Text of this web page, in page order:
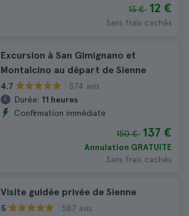
13 € 12 €
Sans frais cachés
Excursion à San Gimignano et
Montalcino au départ de Sienne
4.7
574 avis
Durée: 11 heures
Confirmation immédiate
150 € 137 €
Annulation GRATUITE
Sans frais cachés
Visite guidée privée de Sienne
5
587 avis